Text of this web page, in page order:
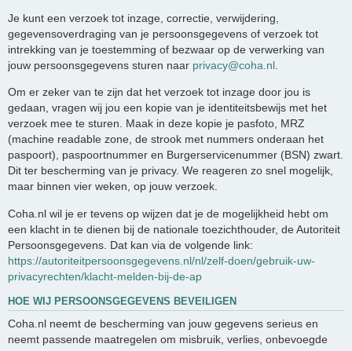
Je kunt een verzoek tot inzage, correctie, verwijdering,
gegevensoverdraging van je persoonsgegevens of verzoek tot
intrekking van je toestemming of bezwaar op de verwerking van
jouw persoonsgegevens sturen naar privacy@coha.nl
Om er zeker van te zijn dat het verzoek tot inzage door jou is
gedaan, vragen wij jou een kopie van je identiteitsbewijs met het
verzoek mee te sturen. Maak in deze kopie je pasfoto, MRZ
(machine readable zone, de strook met nummers onderaan het
paspoort), paspoortnummer en Burgerservicenummer (BSN) zwart.
Dit ter bescherming van je privacy. We reageren zo snel mogelijk,
maar binnen vier weken, op jouw verzoek.
Coha.nl wil je er tevens op wijzen dat je de mogelijkheid hebt om
een klacht in te dienen bij de nationale toezichthouder, de Autoriteit
Persoonsgegevens. Dat kan via de volgende link:
https://autoriteitpersoonsgegevens.nl/nl/zelf-doen/gebruik-uw-
privacyrechten/klacht-melden-bij-de-ap
HOE WIJ PERSOONSGEGEVENS BEVEILIGEN
Coha.nl neemt de bescherming van jouw gegevens serieus en
neemt passende maatregelen om misbruik, verlies, onbevoegde